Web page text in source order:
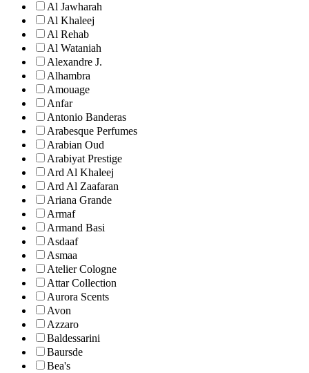
Al Jawharah
Al Khaleej
Al Rehab
Al Wataniah
Alexandre J.
Alhambra
Amouage
Anfar
Antonio Banderas
Arabesque Perfumes
Arabian Oud
Arabiyat Prestige
Ard Al Khaleej
Ard Al Zaafaran
Ariana Grande
Armaf
Armand Basi
Asdaaf
Asmaa
Atelier Cologne
Attar Collection
Aurora Scents
Avon
Azzaro
Baldessarini
Baursde
Bea's